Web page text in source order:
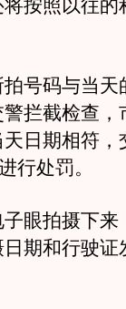
按照以往的
号码与当天
拦截检查，
日期相符，
行处罚。
眼拍摄下来
期和行驶证